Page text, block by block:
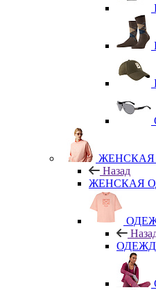
Назад
ЖЕНСКАЯ